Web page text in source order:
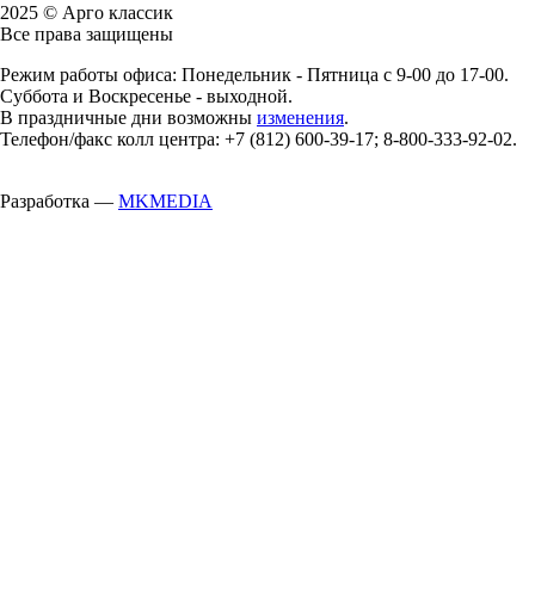
2025 © Арго классик
Все права защищены
Режим работы офиса: Понедельник - Пятница с 9-00 до 17-00.
Суббота и Воскресенье - выходной.
В праздничные дни возможны изменения.
Телефон/факс колл центра: +7 (812) 600-39-17; 8-800-333-92-02.
Разработка — MKMEDIA